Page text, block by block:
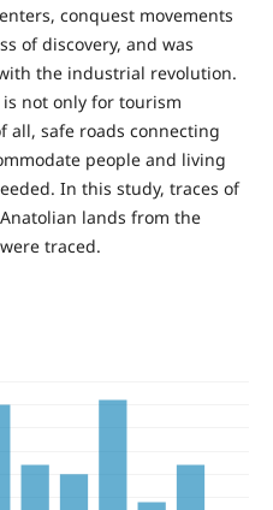
conquest movements
of discovery, and was
the industrial revolution.
not only for tourism
all, safe roads connecting
people and living
In this study, traces of
lands from the
traced.